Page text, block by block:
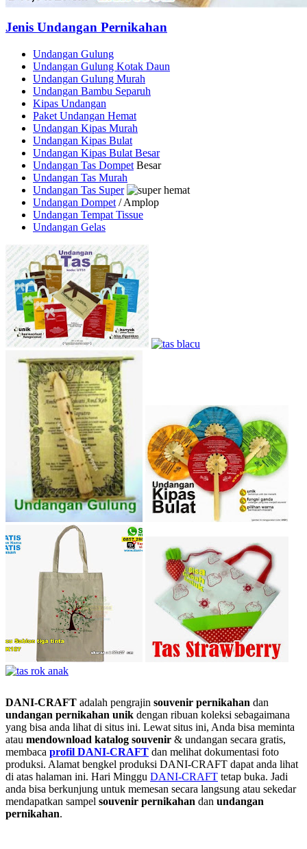
Jenis Undangan Pernikahan
Undangan Gulung
Undangan Gulung Kotak Daun
Undangan Gulung Murah
Undangan Bambu Separuh
Kipas Undangan
Paket Undangan Hemat
Undangan Kipas Murah
Undangan Kipas Bulat
Undangan Kipas Bulat Besar
Undangan Tas Dompet Besar
Undangan Tas Murah
Undangan Tas Super
Undangan Dompet / Amplop
Undangan Tempat Tissue
Undangan Gelas
DANI-CRAFT adalah pengrajin souvenir pernikahan dan
undangan pernikahan unik dengan ribuan koleksi sebagaimana
yang bisa anda lihat di situs ini. Lewat situs ini, Anda bisa meminta
atau mendownload katalog souvenir & undangan secara gratis,
membaca profil DANI-CRAFT dan melihat dokumentasi foto
produksi. Alamat bengkel produksi DANI-CRAFT dapat anda lihat
di atas halaman ini. Hari Minggu DANI-CRAFT tetap buka. Jadi
anda bisa berkunjung untuk memesan secara langsung atau sekedar
mendapatkan sampel souvenir pernikahan dan undangan
pernikahan.